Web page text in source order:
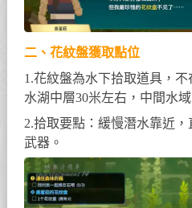
二、花紋盤獲取點位
1.花紋盤為水下拾取道具，
水湖中層30米左右，中間水
2.拾取要點：緩慢潛水靠近
武器。